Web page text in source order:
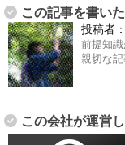
この記事を書い
投稿者：
前提知
親切な記
この会社が運営